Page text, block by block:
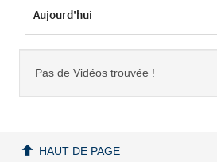
Aujourd'hui
Pas de Vidéos trouvée !
HAUT DE PAGE